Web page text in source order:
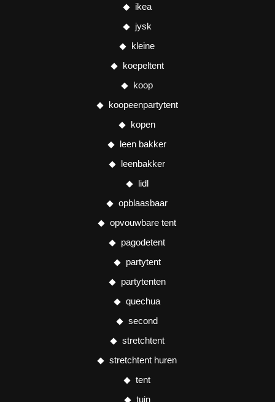
ikea
jysk
kleine
koepeltent
koop
koopeenpartytent
kopen
leen bakker
leenbakker
lidl
opblaasbaar
opvouwbare tent
pagodetent
partytent
partytenten
quechua
second
stretchtent
stretchtent huren
tent
tuin